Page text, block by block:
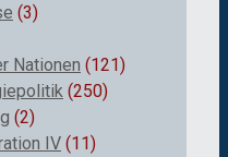
(3)
Nationen (121)
(250)
(2)
IV (11)